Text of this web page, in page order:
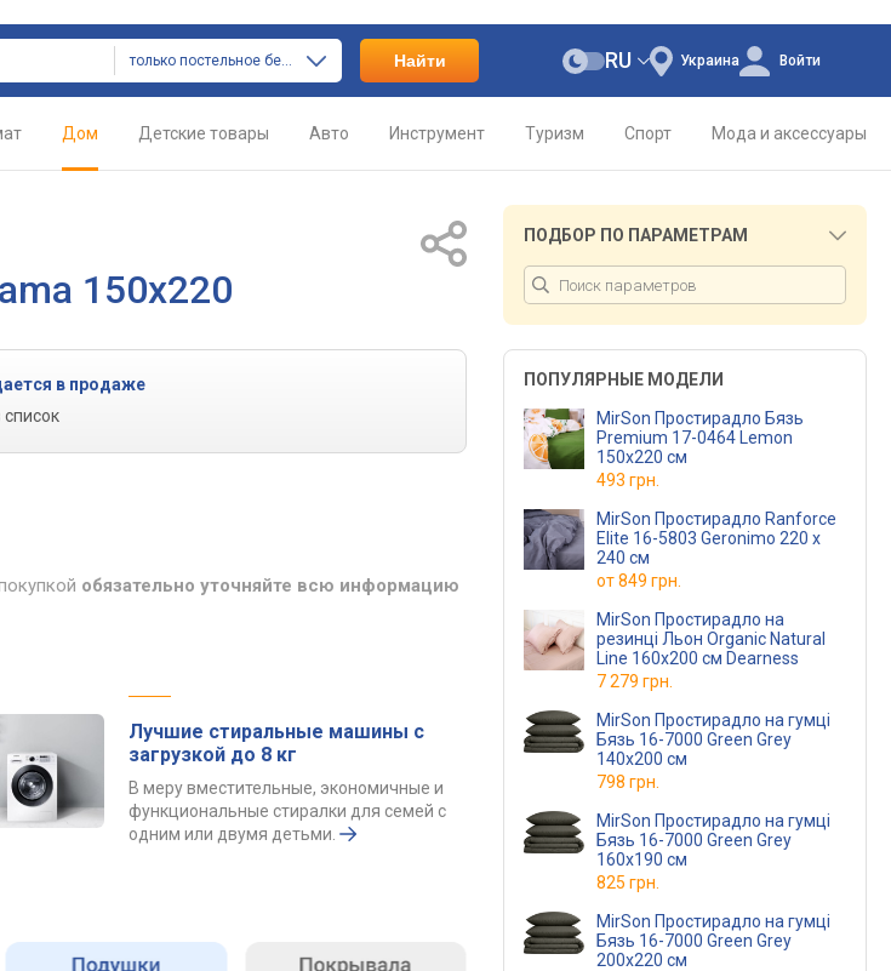
только постельное белье Найти Украина
RU Войти
Дом Детские товары Авто Инструмент Туризм Спорт Мода и аксессуары
150х220
в продаже
список
обязательно уточняйте всю информацию
Лучшие стиральные машины с
загрузкой до 8 кг
В меру вместительные, экономичные и
функциональные стиралки для семей с
одним или двумя детьми.
ПОДБОР ПО ПАРАМЕТРАМ
ПОПУЛЯРНЫЕ МОДЕЛИ
MirSon Простирадло Бязь
Premium 17-0464 Lemon
150х220 см
493 грн.
MirSon Простирадло Ranforce
Elite 16-5803 Geronimo 220 х
240 см
от849 грн.
MirSon Простирадло на
резинці Льон Organic Natural
Line 160х200 см Dearness
7 279 грн.
MirSon Простирадло на гумці
Бязь 16-7000 Green Grey
140x200 см
798 грн.
MirSon Простирадло на гумці
Бязь 16-7000 Green Grey
160x190 см
825 грн.
MirSon Простирадло на гумці
Бязь 16-7000 Green Grey
200x220 см